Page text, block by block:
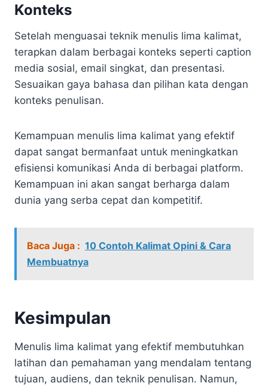
Konteks
Setelah menguasai teknik menulis lima kalimat,
terapkan dalam berbagai konteks seperti caption
media sosial, email singkat, dan presentasi.
Sesuaikan gaya bahasa dan pilihan kata dengan
konteks penulisan.
Kemampuan menulis lima kalimat yang efektif
dapat sangat bermanfaat untuk meningkatkan
efisiensi komunikasi Anda di berbagai platform.
Kemampuan ini akan sangat berharga dalam
dunia yang serba cepat dan kompetitif.
Baca Juga : 10 Contoh Kalimat Opini & Cara
Membuatnya
Kesimpulan
Menulis lima kalimat yang efektif membutuhkan
latihan dan pemahaman yang mendalam tentang
tujuan, audiens, dan teknik penulisan. Namun,